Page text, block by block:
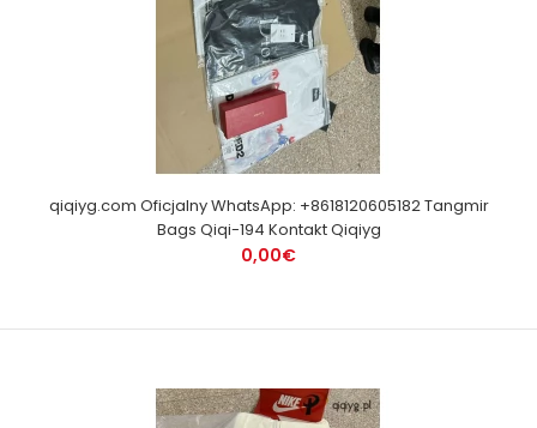
qiqiyg.com Oficjalny WhatsApp: +8618120605182 Tangmir
Bags Qiqi-194 Kontakt Qiqiyg
0,00€